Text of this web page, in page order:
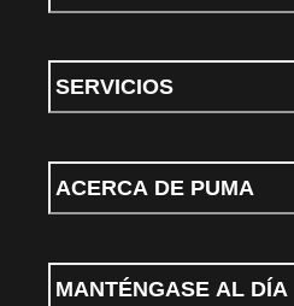
SERVICIOS
ACERCA DE PUMA
MANTÉNGASE AL DÍA